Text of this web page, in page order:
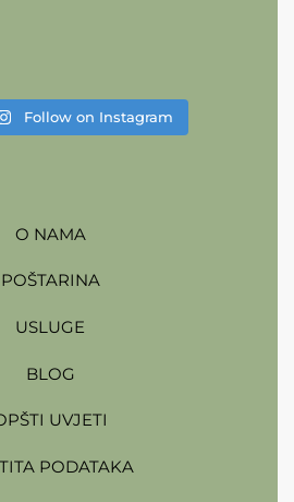
Follow on Instagram
O NAMA
POŠTARINA
USLUGE
BLOG
UVJETI
PODATAKA